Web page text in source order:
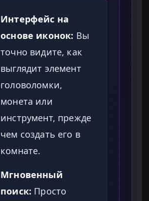
Интерфейс на
основе иконок: Вы
точно видите, как
выглядит элемент
головоломки,
монета или
инструмент, прежде
чем создать его в
комнате.
Мгновенный
поиск: Просто